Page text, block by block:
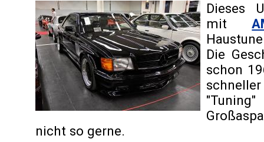
Dieses
mit
Die
schon
nicht so gerne.